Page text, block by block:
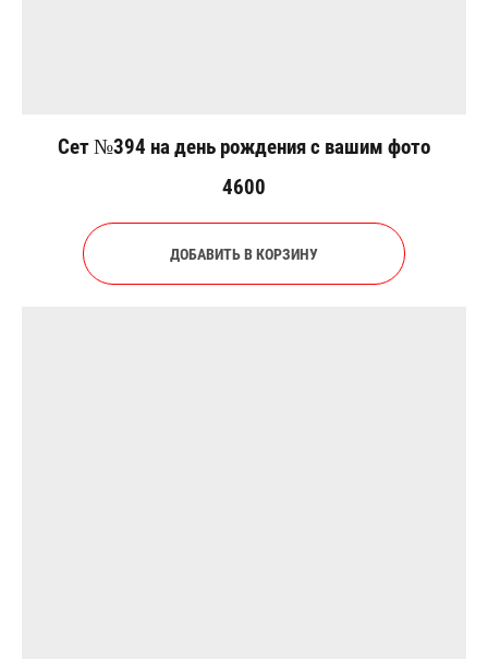
Сет №394 на день рождения с вашим фото
4600
ДОБАВИТЬ В КОРЗИНУ